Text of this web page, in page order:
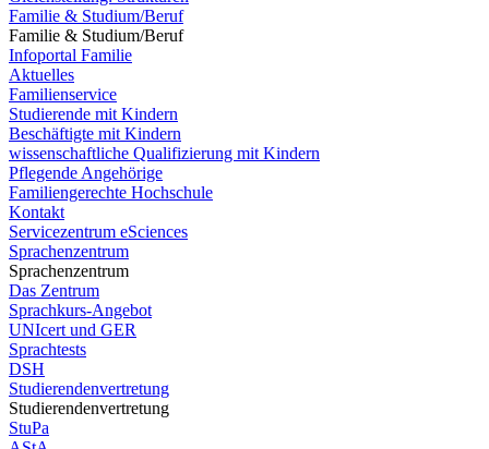
Familie & Studium/Beruf
Familie & Studium/Beruf
Infoportal Familie
Aktuelles
Familienservice
Studierende mit Kindern
Beschäftigte mit Kindern
wissenschaftliche Qualifizierung mit Kindern
Pflegende Angehörige
Familiengerechte Hochschule
Kontakt
Servicezentrum eSciences
Sprachenzentrum
Sprachenzentrum
Das Zentrum
Sprachkurs-Angebot
UNIcert und GER
Sprachtests
DSH
Studierendenvertretung
Studierendenvertretung
StuPa